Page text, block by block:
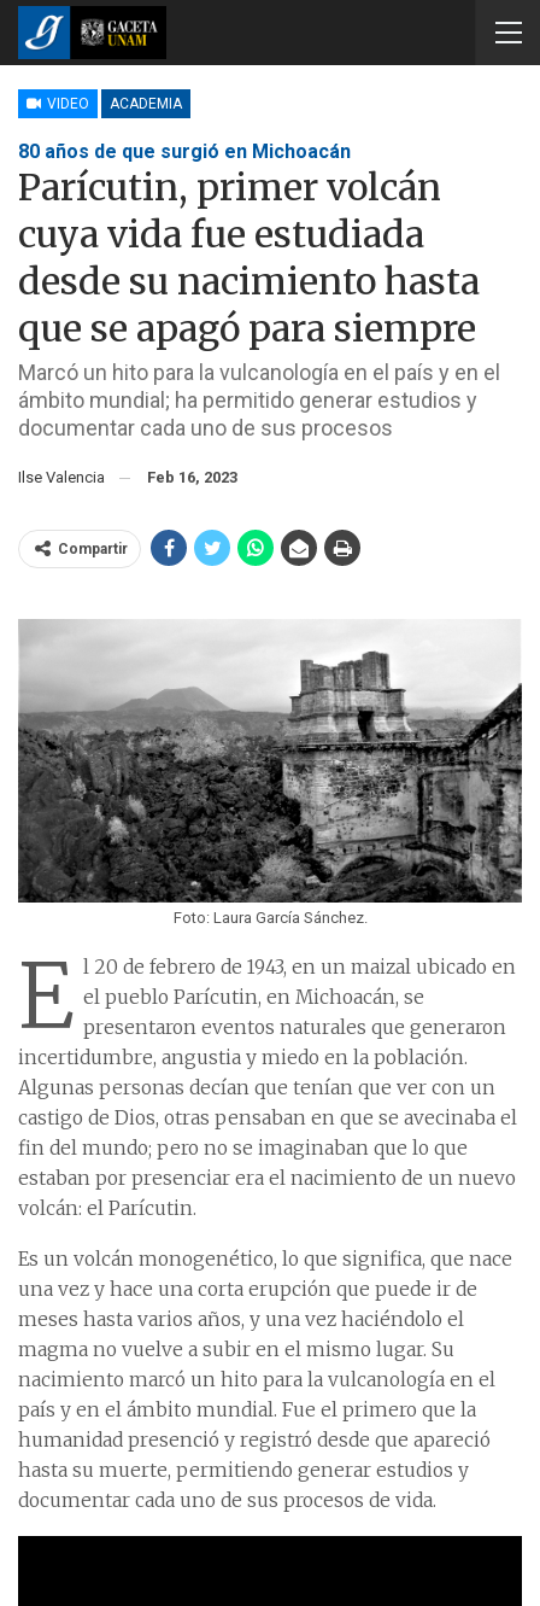
VIDEO ACADEMIA
80 años de que surgió en Michoacán
Parícutin, primer volcán
cuya vida fue estudiada
desde su nacimiento hasta
que se apagó para siempre
Marcó un hito para la vulcanología en el país y en el
ámbito mundial; ha permitido generar estudios y
documentar cada uno de sus procesos
Ilse Valencia Feb 16, 2023
Compartir
Foto: Laura García Sánchez.
E l 20 de febrero de 1943, en un maizal ubicado en
el pueblo Parícutin, en Michoacán, se
presentaron eventos naturales que generaron
incertidumbre, angustia y miedo en la población.
Algunas personas decían que tenían que ver con un
castigo de Dios, otras pensaban en que se avecinaba el
fin del mundo; pero no se imaginaban que lo que
estaban por presenciar era el nacimiento de un nuevo
volcán: el Parícutin.
Es un volcán monogenético, lo que significa, que nace
una vez y hace una corta erupción que puede ir de
meses hasta varios años, y una vez haciéndolo el
magma no vuelve a subir en el mismo lugar. Su
nacimiento marcó un hito para la vulcanología en el
país y en el ámbito mundial. Fue el primero que la
humanidad presenció y registró desde que apareció
hasta su muerte, permitiendo generar estudios y
documentar cada uno de sus procesos de vida.